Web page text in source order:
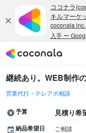
継続あり。WEB制作
営業代行・テレアポ相談
予算 見積り希
納品希望日 ご相談